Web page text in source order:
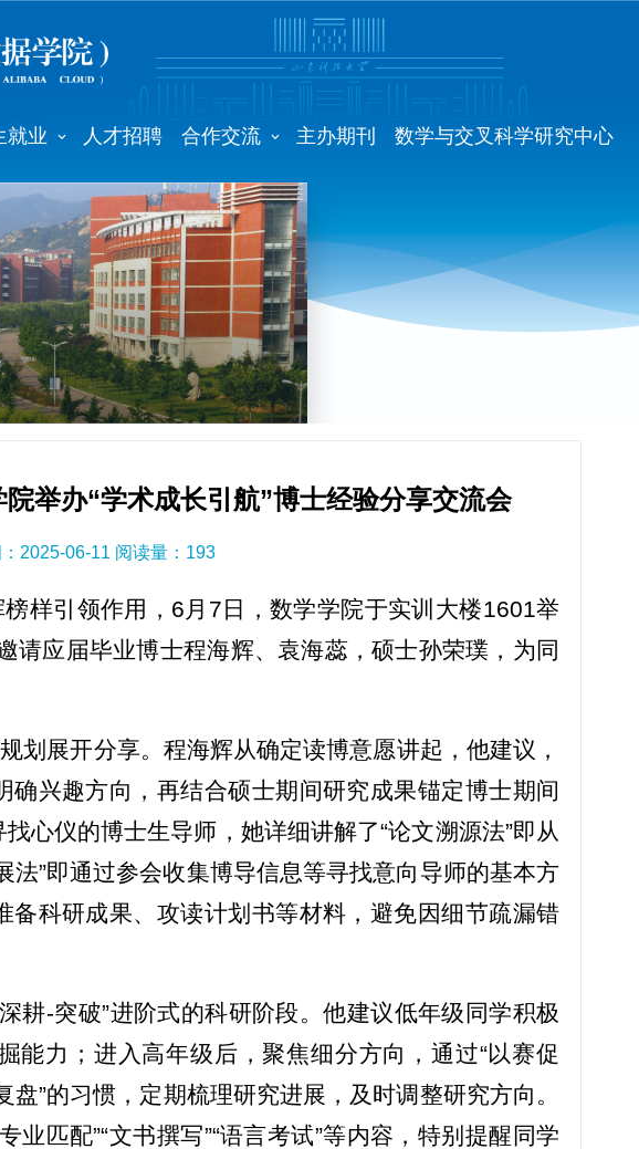
就业 人才招聘 合作交流 主办期刊 数学与交叉科学研究中心
院举办“学术成长引航”博士经验分享交流会
2025-06-11 阅读量： 193
样引领作用，6月7日，数学学院于实训大楼1601举
请应届毕业博士程海辉、袁海蕊，硕士孙荣璞，为同
划展开分享。程海辉从确定读博意愿讲起，他建议，
兴趣方向，再结合硕士期间研究成果锚定博士期间
心仪的博士生导师，她详细讲解了“论文溯源法”即从
法”即通过参会收集博导信息等寻找意向导师的基本方
科研成果、攻读计划书等材料，避免因细节疏漏错
耕-突破”进阶式的科研阶段。他建议低年级同学积极
能力；进入高年级后，聚焦细分方向，通过“以赛促
盘”的习惯，定期梳理研究进展，及时调整研究方向。
匹配”“文书撰写”“语言考试”等内容，特别提醒同学